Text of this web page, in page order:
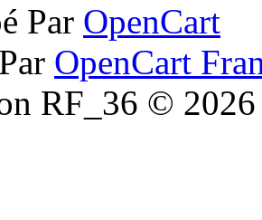
Par OpenCart
OpenCart
RF_36 © 2026